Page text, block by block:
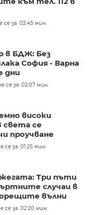
се за: 02:45 мин.
в БДЖ: Без
София - Варна
дни
се за: 02:07 мин.
високи
се
проучване
се за: 01:25 мин.
Три пъти
случаи в
вълни
се за: 02:20 мин.